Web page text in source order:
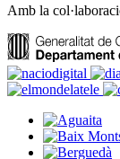
Amb la